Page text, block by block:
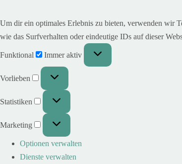
Um dir ein optimales Erlebnis zu bieten, verwenden wir
wie das Surfverhalten oder eindeutige IDs auf dieser
Funktional Immer aktiv
Vorlieben
Statistiken
Marketing
Optionen verwalten
Dienste verwalten